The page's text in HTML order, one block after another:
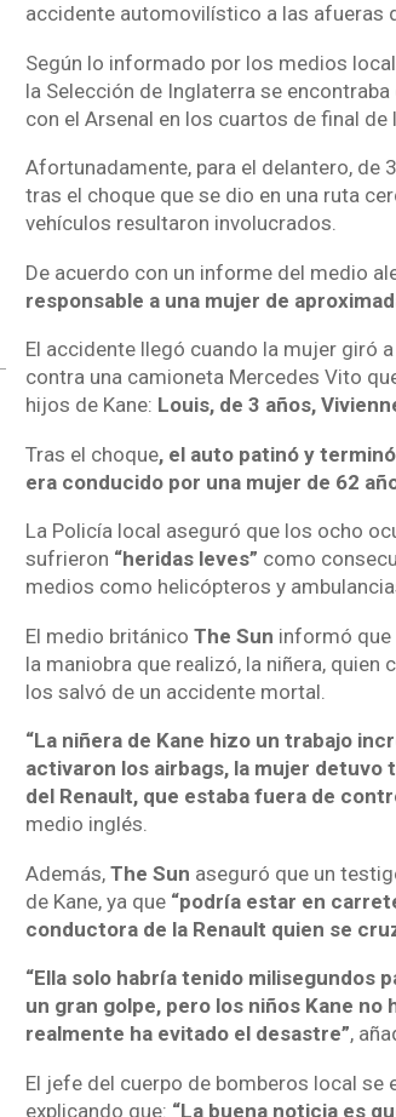
accidente automovilístico a las afueras
Según lo informado por los medios
la Selección de Inglaterra se
con el Arsenal en los cuartos de final de
Afortunadamente, para el delantero, de
tras el choque que se dio en una ruta
vehículos resultaron involucrados.
De acuerdo con un informe del medio
responsable a una mujer de
El accidente llegó cuando la mujer giró
contra una camioneta Mercedes Vito
hijos de Kane: Louis, de 3 años,
Tras el choque, el auto patinó y
era conducido por una mujer de 62
La Policía local aseguró que los ocho
sufrieron “heridas leves” como
medios como helicópteros y
El medio británico The Sun informó que
la maniobra que realizó, la niñera,
los salvó de un accidente mortal.
“La niñera de Kane hizo un trabajo
activaron los airbags, la mujer
del Renault, que estaba fuera de
medio inglés.
Además, The Sun aseguró que un
de Kane, ya que“podría estar en
conductora de la Renault quien se
“Ella solo habría tenido milisegundos
un gran golpe, pero los niños Kane no
realmente ha evitado el desastre”,
El jefe del cuerpo de bomberos local
explicando que: “La buena noticia es